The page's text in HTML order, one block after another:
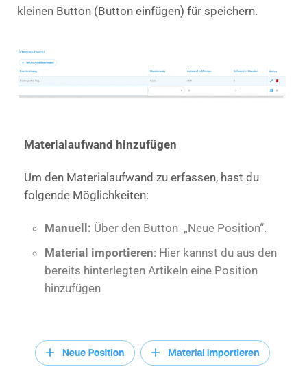
kleinen Button (Button einfügen) für speichern.
Materialaufwand hinzufügen
Um den Materialaufwand zu erfassen, hast du
folgende Möglichkeiten:
Manuell: Über den Button „Neue Position“.
Material importieren: Hier kannst du aus den
bereits hinterlegten Artikeln eine Position
hinzufügen